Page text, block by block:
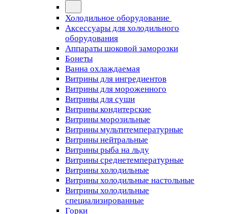
Холодильное оборудование
Аксессуары для холодильного
оборудования
Аппараты шоковой заморозки
Бонеты
Ванна охлаждаемая
Витрины для ингредиентов
Витрины для мороженного
Витрины для суши
Витрины кондитерские
Витрины морозильные
Витрины мультитемпературные
Витрины нейтральные
Витрины рыба на льду
Витрины среднетемпературные
Витрины холодильные
Витрины холодильные настольные
Витрины холодильные
специализированные
Горки